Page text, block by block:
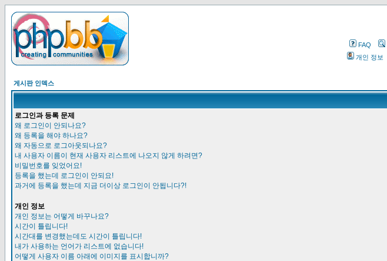
FAQ
개인 정보
게시판 인덱스
로그인과 등록 문제
왜 로그인이 안되나요?
왜 등록을 해야 하나요?
왜 자동으로 로그아웃되나요?
내 사용자 이름이 현재 사용자 리스트에 나오지 않게 하려면?
비밀번호를 잊었어요!
등록을 했는데 로그인이 안되요!
과거에 등록을 했는데 지금 더이상 로그인이 안됩니다?!
개인 정보
개인 정보는 어떻게 바꾸나요?
시간이 틀립니다!
시간대를 변경했는데도 시간이 틀립니다!
내가 사용하는 언어가 리스트에 없습니다!
어떻게 사용자 이름 아래에 이미지를 표시합니까?